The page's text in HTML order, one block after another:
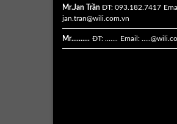
Mr.Jan Trần ĐT: 093.182.7417
jan.tran@wili.com.vn
Mr.......... ĐT: ....... Email: .....